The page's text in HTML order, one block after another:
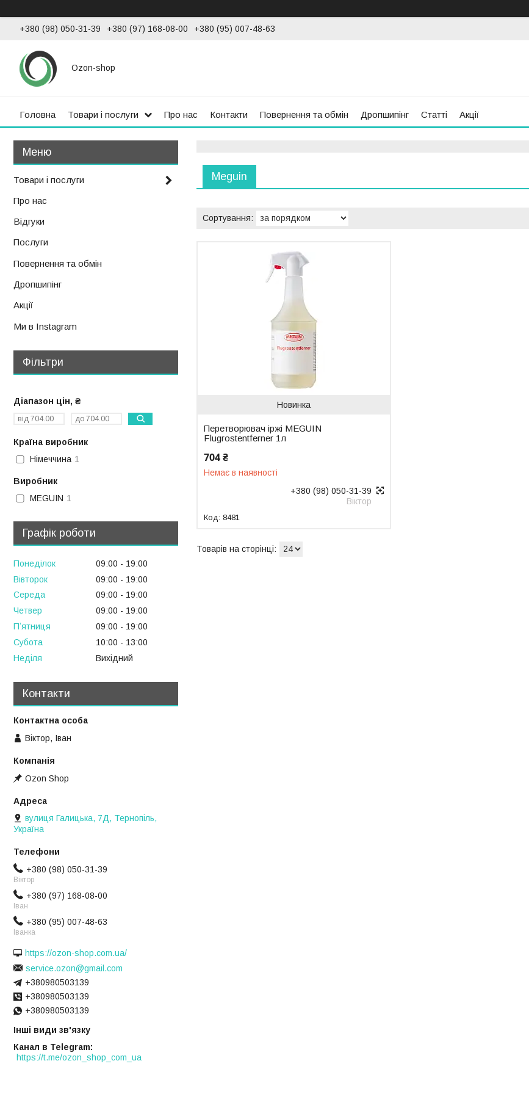
+380 (98) 050-31-39 +380 (97) 168-08-00 +380 (95) 007-48-63
Ozon-shop
Головна Товари і послуги Про нас Контакти Повернення та обмін Дропшипінг Статті Акції
Meguin
Новинка
Перетворювач іржі MEGUIN
Flugrostentferner 1л
704 ₴
Немає в наявності
+380 (98) 050-31-39
Віктор
8481
Товари і послуги
Про нас
Відгуки
Послуги
Повернення та обмін
Дропшипінг
Акції
Ми в Instagram
Фільтри
Діапазон цін, ₴
Країна виробник
Німеччина 1
Виробник
MEGUIN 1
Графік роботи
Понеділок 09:00
19:00
Вівторок
09:00
19:00
Середа
09:00
19:00
Четвер
09:00
19:00
Пʼятниця
09:00
19:00
Субота
10:00
13:00
Неділя
Вихідний
Контакти
Віктор, Іван
Ozon Shop
вулиця Галицька, 7Д, Тернопіль,
Україна
+380 (98) 050-31-39
Віктор
+380 (97) 168-08-00
Іван
+380 (95) 007-48-63
Іванка
https://ozon-shop.com.ua/
service.ozon@gmail.com
+380980503139
+380980503139
+380980503139
Інші види зв'язку
Канал в Telegram
https://t.me/ozon_shop_com_ua